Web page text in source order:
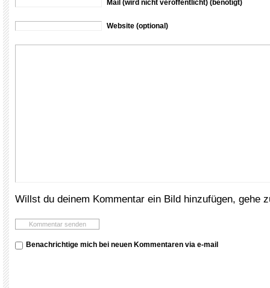
Mail (wird nicht veröffentlicht) (benötigt)
Website (optional)
Willst du deinem Kommentar ein Bild hinzufügen, gehe
Benachrichtige mich bei neuen Kommentaren via e-mail